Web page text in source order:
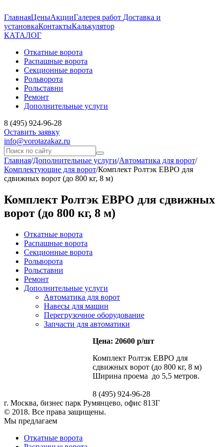
ГлавнаяЦеныАкцииГалерея работ Доставка и
установкаКонтактыКалькулятор
КАТАЛОГ
Откатные ворота
Распашные ворота
Секционные ворота
Рольворота
Рольставни
Ремонт
Дополнительные услуги
8 (495) 924-96-28
Оставить заявку
info@vorotazakaz.ru
Главная/Дополнительные услуги/Автоматика для ворот/
Комплектующие для ворот/Комплект Ролтэк ЕВРО для
сдвижных ворот (до 800 кг, 8 м)
Комплект Ролтэк ЕВРО для сдвижных
ворот (до 800 кг, 8 м)
Откатные ворота
Распашные ворота
Секционные ворота
Рольворота
Рольставни
Ремонт
Дополнительные услуги
Автоматика для ворот
Навесы для машин
Перегрузочное оборудование
Запчасти для автоматики
Цена: 20600 р/шт
Комплект Ролтэк ЕВРО для
сдвижных ворот (до 800 кг, 8 м)
Ширина проема до 5,5 метров.
8 (495) 924-96-28
г. Москва, бизнес парк Румянцево, офис 813Г
© 2018. Все права защищены.
Мы предлагаем
Откатные ворота